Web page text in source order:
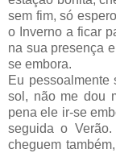
sem fim, só
o Inverno a ficar
na sua presença
se embora.
Eu
sol, não me dou
pena ele ir-se
seguida o
cheguem